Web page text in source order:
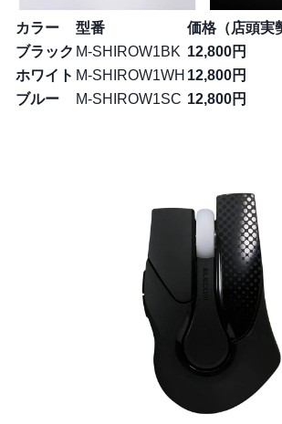
カラー 型番
価格（店頭実
ブラック M-SHIROW1BK 12,800円
ホワイト M-SHIROW1WH 12,800円
ブルー
M-SHIROW1SC 12,800円